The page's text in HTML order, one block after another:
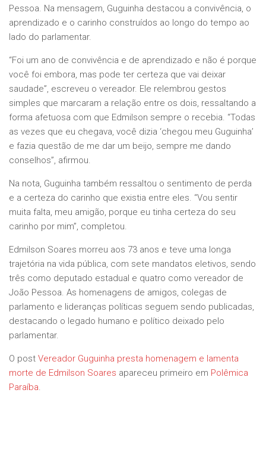
Pessoa. Na mensagem, Guguinha destacou a convivência, o
aprendizado e o carinho construídos ao longo do tempo ao
lado do parlamentar.
“Foi um ano de convivência e de aprendizado e não é porque
você foi embora, mas pode ter certeza que vai deixar
saudade”, escreveu o vereador. Ele relembrou gestos
simples que marcaram a relação entre os dois, ressaltando a
forma afetuosa com que Edmilson sempre o recebia. “Todas
as vezes que eu chegava, você dizia ‘chegou meu Guguinha’
e fazia questão de me dar um beijo, sempre me dando
conselhos”, afirmou.
Na nota, Guguinha também ressaltou o sentimento de perda
e a certeza do carinho que existia entre eles. “Vou sentir
muita falta, meu amigão, porque eu tinha certeza do seu
carinho por mim”, completou.
Edmilson Soares morreu aos 73 anos e teve uma longa
trajetória na vida pública, com sete mandatos eletivos, sendo
três como deputado estadual e quatro como vereador de
João Pessoa. As homenagens de amigos, colegas de
parlamento e lideranças políticas seguem sendo publicadas,
destacando o legado humano e político deixado pelo
parlamentar.
O post Vereador Guguinha presta homenagem e lamenta
morte de Edmilson Soares apareceu primeiro em Polêmica
Paraíba.